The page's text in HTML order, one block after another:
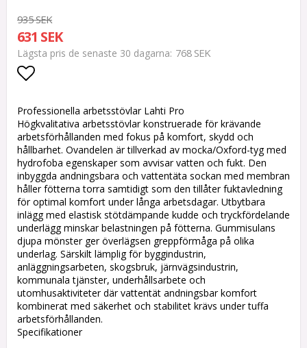
935 SEK
631 SEK
Lägsta pris de senaste 30 dagarna 768 SEK
Lägg till i favoritlistan
Professionella arbetsstövlar Lahti Pro
Högkvalitativa arbetsstövlar konstruerade för krävande
arbetsförhållanden med fokus på komfort, skydd och
hållbarhet. Ovandelen är tillverkad av mocka/Oxford-tyg med
hydrofoba egenskaper som avvisar vatten och fukt. Den
inbyggda andningsbara och vattentäta sockan med membran
håller fötterna torra samtidigt som den tillåter fuktavledning
för optimal komfort under långa arbetsdagar. Utbytbara
inlägg med elastisk stötdämpande kudde och tryckfördelande
underlägg minskar belastningen på fötterna. Gummisulans
djupa mönster ger överlägsen greppförmåga på olika
underlag. Särskilt lämplig för byggindustrin,
anläggningsarbeten, skogsbruk, järnvägsindustrin,
kommunala tjänster, underhållsarbete och
utomhusaktiviteter där vattentät andningsbar komfort
kombinerat med säkerhet och stabilitet krävs under tuffa
arbetsförhållanden.
Specifikationer